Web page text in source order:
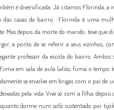
é diversificada. Já citamos Florinda, a
das casas do bairro. Florinda é uma
Mas depois da morte do marido, teve que
a ponto de se referir a seus vizinhos,
professor da escola do bairro.
em sala de aula (aliás, fuma o tempo
se envolve em brigas com o pai de
pela vida. Vive só com a filha,
dorme num sofá sustentado por